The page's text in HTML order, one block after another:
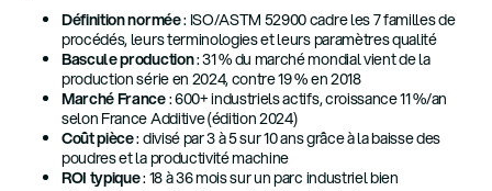
Définition normée: ISO/ASTM 52900 cadre les 7 familles de
procédés, leurs terminologies et leurs paramètres qualité
Bascule production: 31 % du marché mondial vient de la
production série en 2024, contre 19 % en 2018
Marché France: 600+ industriels actifs, croissance 11 %/an
selon France Additive (édition 2024)
Coût pièce: divisé par 3 à 5 sur 10 ans grâce à la baisse des
poudres et la productivité machine
ROI typique: 18 à 36 mois sur un parc industriel bien